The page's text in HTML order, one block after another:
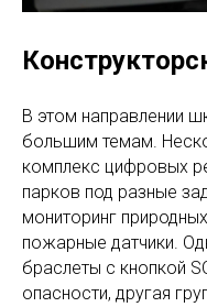
В этом направлении
большим темам.
комплекс цифровых
парков под разные
мониторинг
пожарные датчики.
браслеты с кнопкой
опасности, другая